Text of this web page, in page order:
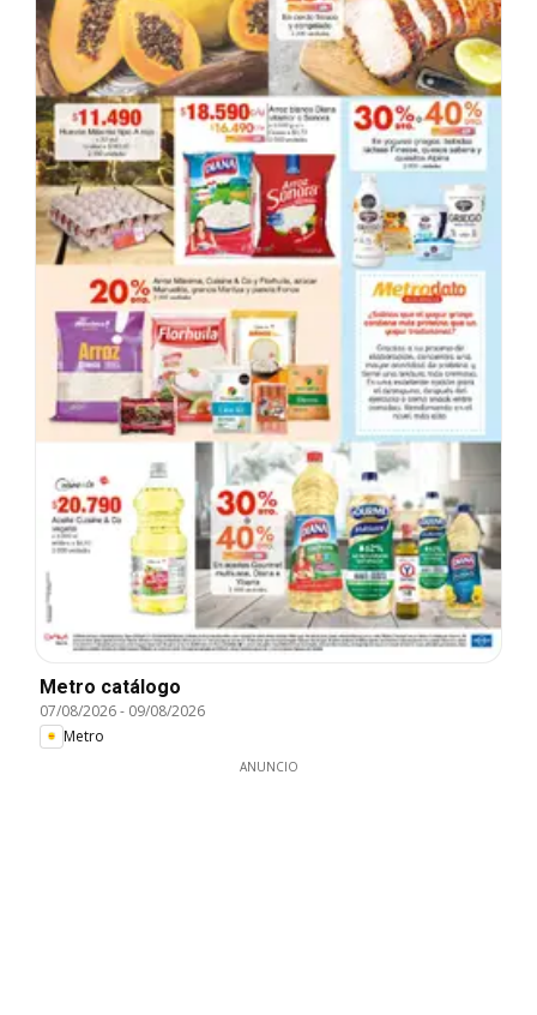
Metro catálogo
07/08/2026- 09/08/2026
Metro
ANUNCIO